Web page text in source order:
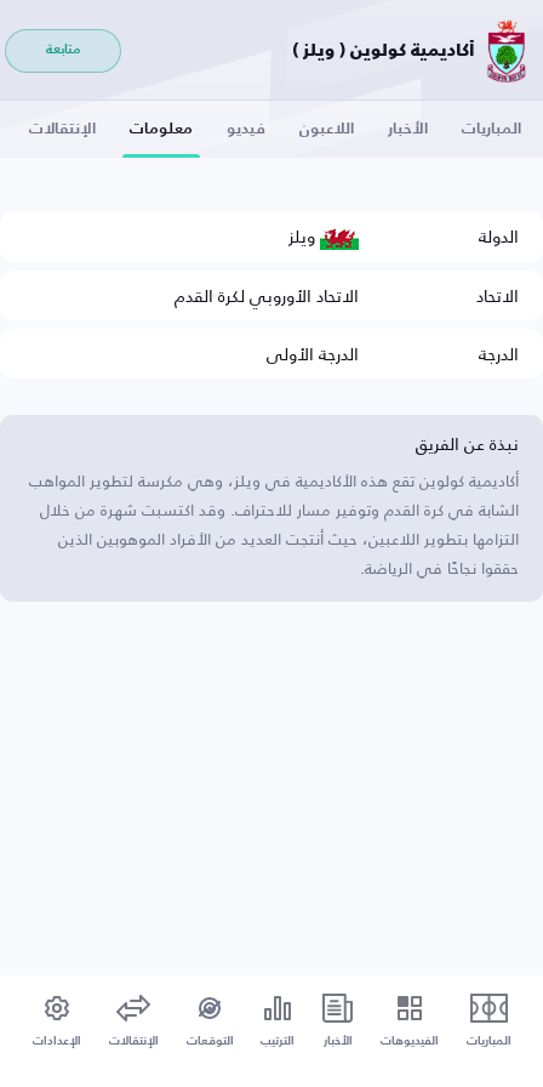
أكاديمية كولوين ( ويلز ) متابعة
المباريات الأخبار اللاعبون فيديو معلومات الإنتقالات
الدولة
ويلز
الاتحاد
الاتحاد الأوروبي لكرة القدم
الدرجة
الدرجة الأولى
نبذة عن الفريق
أكاديمية كولوين تقع هذه الأكاديمية في ويلز، وهي مكرسة لتطوير المواهب
الشابة في كرة القدم وتوفير مسار للاحتراف. وقد اكتسبت شهرة من خلال
التزامها بتطوير اللاعبين، حيث أنتجت العديد من الأفراد الموهوبين الذين
حققوا نجاحًا في الرياضة.
المباريات الفيديوهات الأخبار الترتيب التوقعات الإنتقالات الإعدادات